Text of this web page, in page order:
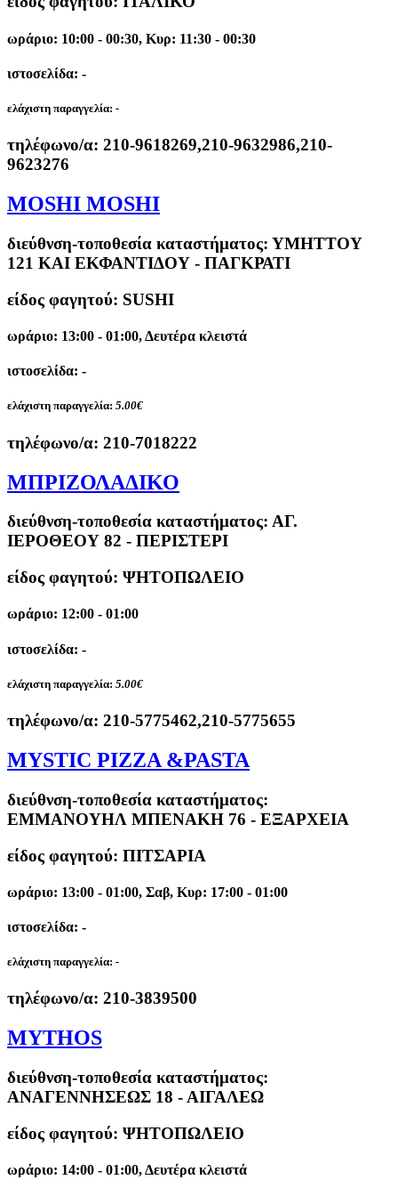
ωράριο: 10:00 - 00:30, Κυρ: 11:30 - 00:30
ιστοσελίδα: -
ελάχιστη παραγγελία: -
τηλέφωνο/α: 210-9618269,210-9632986,210-
9623276
MOSHI MOSHI
διεύθνση-τοποθεσία καταστήματος: ΥΜΗΤΤΟΥ
121 ΚΑΙ ΕΚΦΑΝΤΙΔΟΥ - ΠΑΓΚΡΑΤΙ
είδος φαγητού: SUSHI
ωράριο: 13:00 - 01:00, Δευτέρα κλειστά
ιστοσελίδα: -
ελάχιστη παραγγελία: 5.00€
τηλέφωνο/α: 210-7018222
ΜΠΡΙΖΟΛΑΔΙΚΟ
διεύθνση-τοποθεσία καταστήματος: ΑΓ.
ΙΕΡΟΘΕΟΥ 82 - ΠΕΡΙΣΤΕΡΙ
είδος φαγητού: ΨΗΤΟΠΩΛΕΙΟ
ωράριο: 12:00 - 01:00
ιστοσελίδα: -
ελάχιστη παραγγελία: 5.00€
τηλέφωνο/α: 210-5775462,210-5775655
MYSTIC PIZZA &PASTA
διεύθνση-τοποθεσία καταστήματος:
ΕΜΜΑΝΟΥΗΛ ΜΠΕΝΑΚΗ 76 - ΕΞΑΡΧΕΙΑ
είδος φαγητού: ΠΙΤΣΑΡΙΑ
ωράριο: 13:00 - 01:00, Σαβ, Κυρ: 17:00 - 01:00
ιστοσελίδα: -
ελάχιστη παραγγελία: -
τηλέφωνο/α: 210-3839500
MYTHOS
διεύθνση-τοποθεσία καταστήματος:
ΑΝΑΓΕΝΝΗΣΕΩΣ 18 - ΑΙΓΑΛΕΩ
είδος φαγητού: ΨΗΤΟΠΩΛΕΙΟ
ωράριο: 14:00 - 01:00, Δευτέρα κλειστά